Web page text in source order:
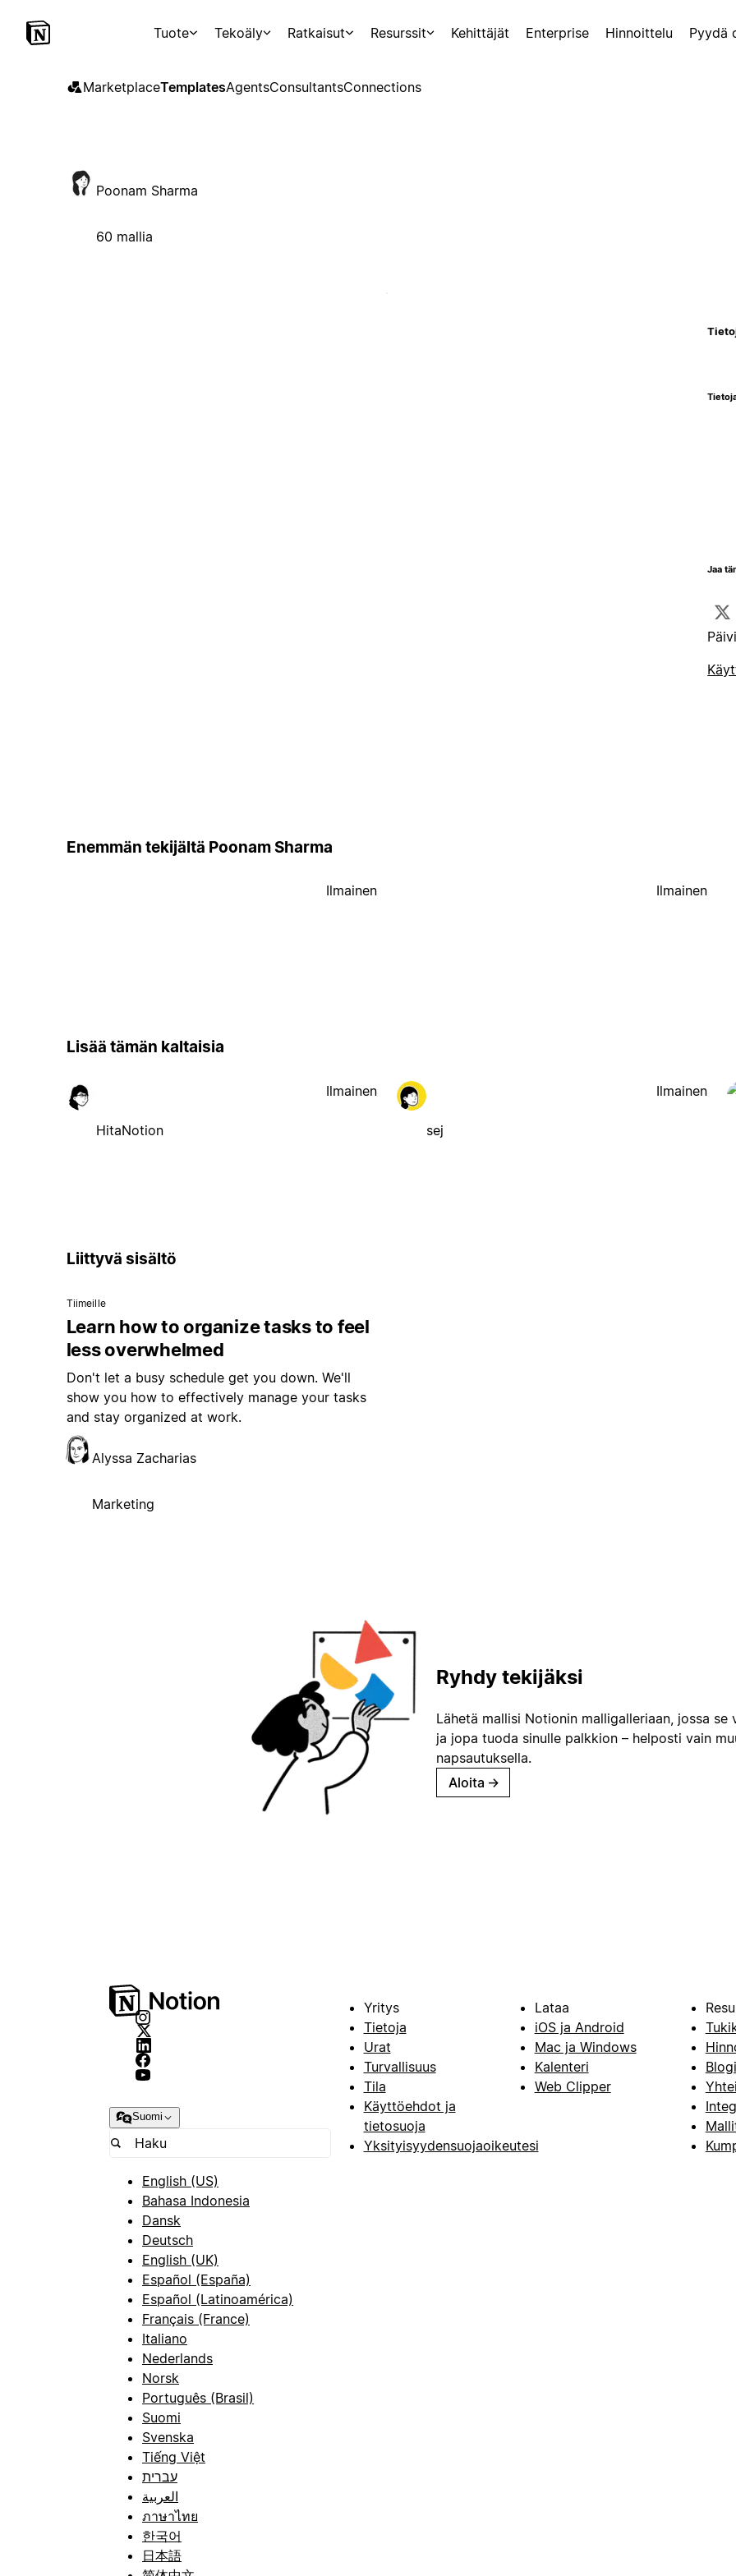
Tuote Tekoäly Ratkaisut Resurssit Kehittäjät Enterprise Hinnoittelu Pyydä
MarketplaceTemplatesAgentsConsultantsConnections
Poonam Sharma
60 mallia
Jaa
Enemmän tekijältä Poonam Sharma
Ilmainen Ilmainen
Lisää tämän kaltaisia
HitaNotion
Ilmainen
sej
Ilmainen
Liittyvä sisältö
Tiimeille
Learn how to organize tasks to feel
less overwhelmed
Don't let a busy schedule get you down. We'll
show you how to effectively manage your tasks
and stay organized at work.
Alyssa Zacharias
Marketing
Ryhdy tekijäksi
Lähetä mallisi Notionin malligalleriaan, jossa
ja jopa tuoda sinulle palkkion – helposti vain
napsautuksella.
Aloita →
Suomi
English (US)
Bahasa Indonesia
Dansk
Deutsch
English (UK)
Español (España)
Español (Latinoamérica)
Français (France)
Italiano
Nederlands
Norsk
Português (Brasil)
Suomi
Svenska
Tiếng Việt
עברית
العربية
ภาษาไทย
한국어
日本語
Yritys
Tietoja
Urat
Turvallisuus
Tila
Käyttöehdot ja
tietosuoja
Yksityisyydensuojaoikeutesi
Lataa
iOS ja Android
Mac ja Windows
Kalenteri
Web Clipper
Blogi